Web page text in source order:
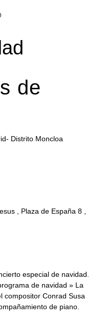
de
Distrito Moncloa
Plaza de España 8
especial de navidad.
de navidad » La
compositor Conrad Susa
de piano.